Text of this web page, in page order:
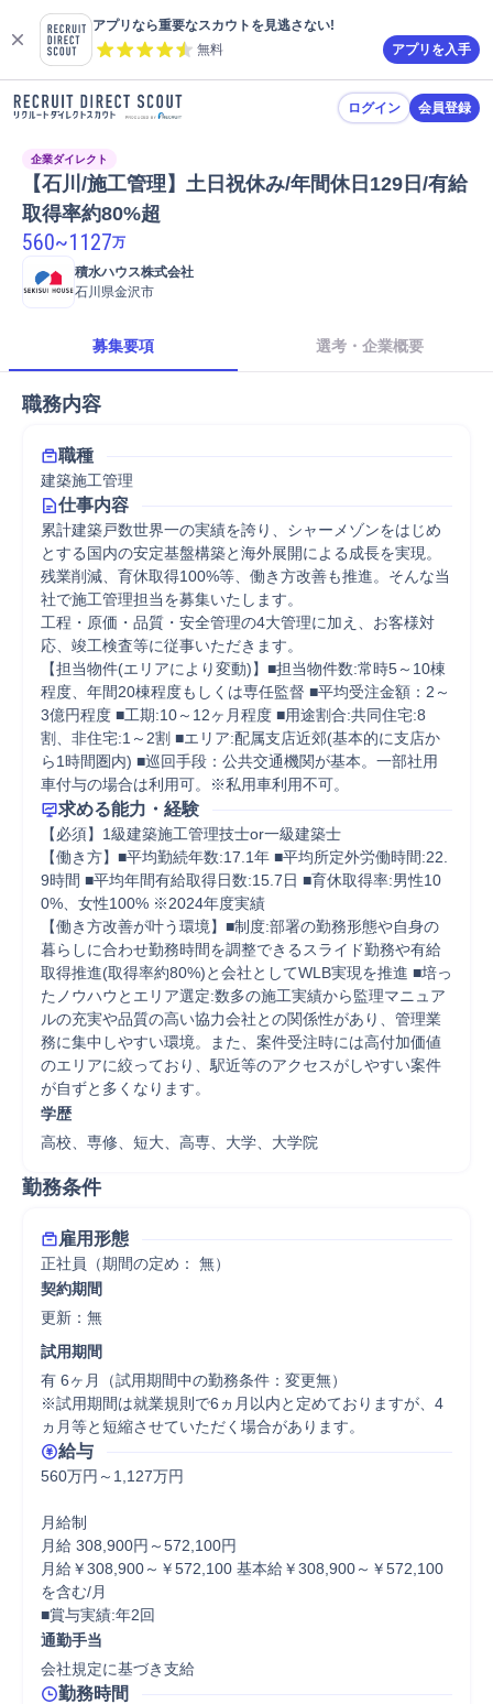
アプリなら重要なスカウトを見逃さない!
無料
アプリを入手
ログイン 会員登録
企業ダイレクト
【石川/施工管理】土日祝休み/年間休日129日/有給
取得率約80%超
560~1127万
積水ハウス株式会社
石川県金沢市
募集要項 選考・企業概要
職務内容
職種
建築施工管理
仕事内容
累計建築戸数世界一の実績を誇り、シャーメゾンをはじめ
とする国内の安定基盤構築と海外展開による成長を実現。
残業削減、育休取得100%等、働き方改善も推進。そんな当
社で施工管理担当を募集いたします。
工程・原価・品質・安全管理の4大管理に加え、お客様対
応、竣工検査等に従事いただきます。
【担当物件(エリアにより変動)】■担当物件数:常時5～10棟
程度、年間20棟程度もしくは専任監督 ■平均受注金額：2～
3億円程度 ■工期:10～12ヶ月程度 ■用途割合:共同住宅:8
割、非住宅:1～2割 ■エリア:配属支店近郊(基本的に支店か
ら1時間圏内) ■巡回手段：公共交通機関が基本。一部社用
車付与の場合は利用可。※私用車利用不可。
求める能力・経験
【必須】1級建築施工管理技士or一級建築士
【働き方】■平均勤続年数:17.1年 ■平均所定外労働時間:22.
9時間 ■平均年間有給取得日数:15.7日 ■育休取得率:男性10
0%、女性100% ※2024年度実績
【働き方改善が叶う環境】■制度:部署の勤務形態や自身の
暮らしに合わせ勤務時間を調整できるスライド勤務や有給
取得推進(取得率約80%)と会社としてWLB実現を推進 ■培っ
たノウハウとエリア選定:数多の施工実績から監理マニュア
ルの充実や品質の高い協力会社との関係性があり、管理業
務に集中しやすい環境。また、案件受注時には高付加価値
のエリアに絞っており、駅近等のアクセスがしやすい案件
が自ずと多くなります。
学歴
高校、専修、短大、高専、大学、大学院
勤務条件
雇用形態
正社員（期間の定め： 無）
契約期間
更新：無
試用期間
有 6ヶ月（試用期間中の勤務条件：変更無）
※試用期間は就業規則で6ヵ月以内と定めておりますが、4
ヵ月等と短縮させていただく場合があります。
給与
560万円～1,127万円
月給制
月給 308,900円～572,100円
月給￥308,900～￥572,100 基本給￥308,900～￥572,100
を含む/月
■賞与実績:年2回
通勤手当
会社規定に基づき支給
勤務時間